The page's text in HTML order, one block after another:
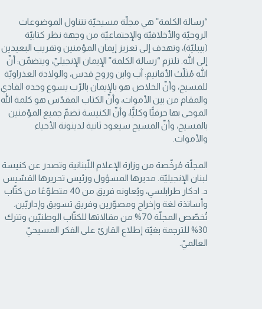
“رسالة الكلمة” هي مجلّة مسيحيّة تتناول الموضوعات
الروحيّة والأخلاقيّة والإجتماعيّة من ‏وجهة نظر كتابيّة
(بيبليّة)، وتهدف إلى تعزيز إيمان المؤمنين وتقريب البعيدين
إلى الله. تلتزم “رسالة ‏الكلمة” الإيمان الإنجيليّ، ويتضمّن: أنّ
الله مُثلّث الأقانيم: آب وابن وروح قدس، والولادة العذراويّة
‏للمسيح، وأنّ الخلاص هو بالإيمان بالرّب يسوع وحده الفادي
والمقام من بين الأموات، وأنّ الكتاب ‏المقدّس هو كلمة الله
الموحى بها حرفيًّا وكليًّا، وأنّ الكنيسة تضمّ جميع المؤمنين
بالمسيح، وأنّ المسيح ‏سيعود ثانية لدينونة الأحياء
والأموات. ‏
المجلّة مُرخّصة من وزارة الإعلام اللّبنانية وتصدر عن كنيسة
لبنان الإنجيليّة. مديرها المسؤول ‏ورئيس تحريرها القسّيس
د. ادكار طرابلسي، ويُعاونه فريق من 40 متطوّعًا من كتّاب
وأساتذة لغة ‏وإخراج ومصوّرين وفريق تسويق وإداريّين.
تُخصّص المجلّة 70% من مقالاتها للكتّاب الوطنيّين ‏وتترك
30% للترجمة بغيّة إطلاع القارئ على الفكر المسيحيّ
العالميّ.‏